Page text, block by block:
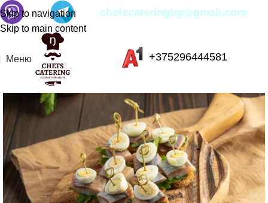
Skip to navigation
Skip to main content
chefscateringby@gmail.com
Меню +375296444581